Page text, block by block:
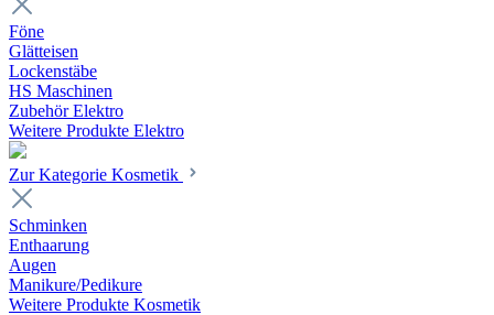
Föne
Glätteisen
Lockenstäbe
HS Maschinen
Zubehör Elektro
Weitere Produkte Elektro
Zur Kategorie Kosmetik
Schminken
Enthaarung
Augen
Manikure/Pedikure
Weitere Produkte Kosmetik